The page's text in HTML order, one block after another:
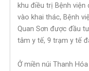
khu điều trị Bệnh
vào khai thác, Bệnh
Quan Sơn được đầu
tâm y tế, 9 trạm y tế
Ở miền núi Thanh